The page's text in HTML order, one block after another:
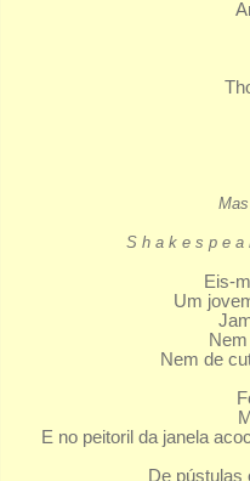
Eis-
Um
Nem de
E no peitoril da janela
De pústulas